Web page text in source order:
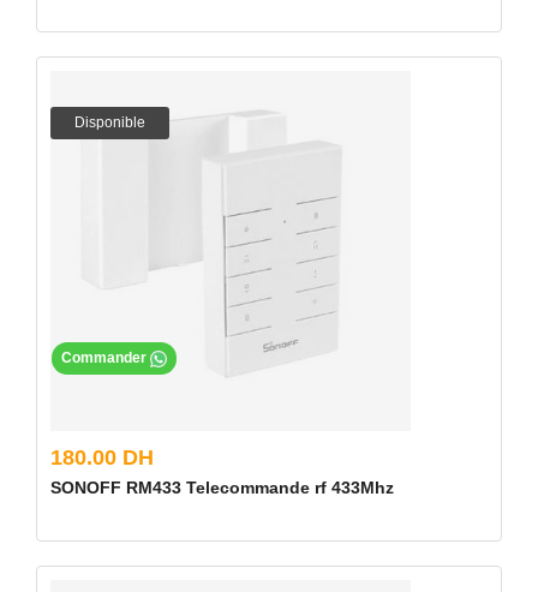
Disponible
180.00 DH
SONOFF RM433 Telecommande rf 433Mhz
Commander